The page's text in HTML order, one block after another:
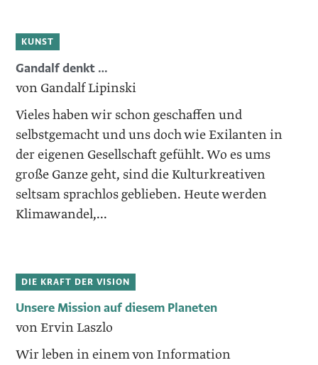
KUNST
Gandalf denkt …
von Gandalf Lipinski
Vieles haben wir schon geschaffen und
selbstgemacht und uns doch wie Exilanten in
der eigenen Gesellschaft gefühlt. Wo es ums
große Ganze geht, sind die Kulturkreativen
seltsam sprachlos geblieben. Heute werden
Klimawandel,...
DIE KRAFT DER VISION
Unsere Mission auf diesem Planeten
von Ervin Laszlo
Wir leben in einem von Information